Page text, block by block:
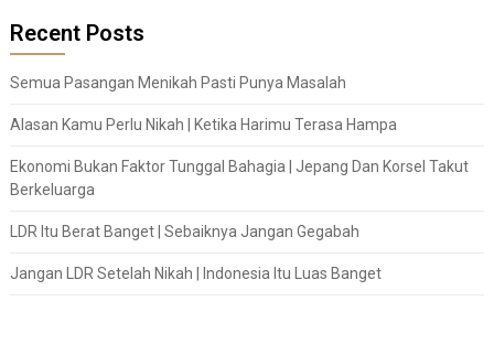
Recent Posts
Semua Pasangan Menikah Pasti Punya Masalah
Alasan Kamu Perlu Nikah | Ketika Harimu Terasa Hampa
Ekonomi Bukan Faktor Tunggal Bahagia | Jepang Dan Korsel Takut
Berkeluarga
LDR Itu Berat Banget | Sebaiknya Jangan Gegabah
Jangan LDR Setelah Nikah | Indonesia Itu Luas Banget